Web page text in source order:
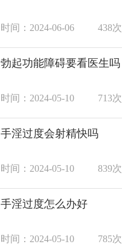
时间：2024-06-06 438次
勃起功能障碍要看医生吗
时间：2024-05-10 713次
手淫过度会射精快吗
时间：2024-05-10 839次
手淫过度怎么办好
时间：2024-05-10 785次